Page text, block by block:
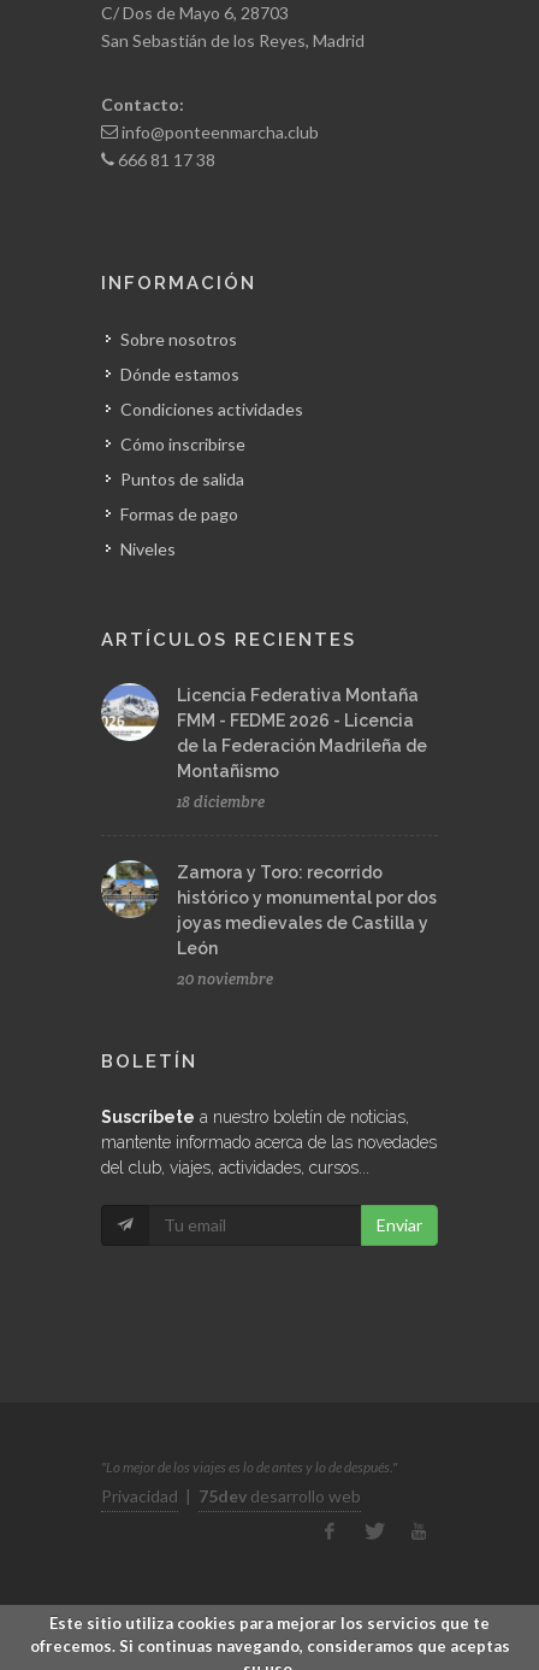
C/ Dos de Mayo 6, 28703
San Sebastián de los Reyes, Madrid
Contacto:
info@ponteenmarcha.club
666 81 17 38
INFORMACIÓN
Sobre nosotros
Dónde estamos
Condiciones actividades
Cómo inscribirse
Puntos de salida
Formas de pago
Niveles
ARTÍCULOS RECIENTES
Licencia Federativa Montaña
FMM - FEDME 2026 - Licencia
de la Federación Madrileña de
Montañismo
18 diciembre
Zamora y Toro: recorrido
histórico y monumental por dos
joyas medievales de Castilla y
León
20 noviembre
BOLETÍN
Suscríbete a nuestro boletín de noticias,
mantente informado acerca de las novedades
del club, viajes, actividades, cursos...
Enviar
"Lo mejor de los viajes es lo de antes y lo de después."
Privacidad | 75dev desarrollo web
Este sitio utiliza cookies para mejorar los servicios que te
ofrecemos. Si continuas navegando, consideramos que aceptas